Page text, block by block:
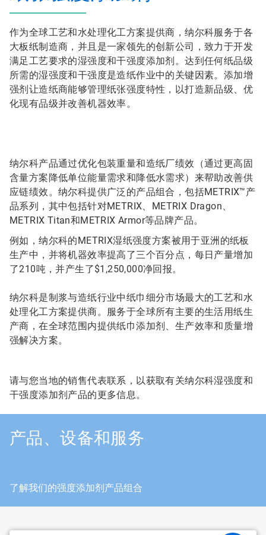
作为全球工艺和水处理化工方案提供商，纳尔科服务于各
大板纸制造商，并且是一家领先的创新公司，致力于开发
满足工艺要求的湿强度和干强度添加剂。达到任何纸品级
所需的湿强度和干强度是造纸作业中的关键因素。添加增
强剂让造纸商能够管理纸张强度特性，以打造新品级、优
化现有品级并改善机器效率。
纳尔科产品通过优化包装重量和造纸厂绩效（通过更高固
含量方案降低单位能量需求和降低水需求）来帮助改善供
应链绩效。纳尔科提供广泛的产品组合，包括METRIX™产
品系列，其中包括针对METRIX、METRIX Dragon、
METRIX Titan和METRIX Armor等品牌产品。
例如，纳尔科的METRIX湿纸强度方案被用于亚洲的纸板
生产中，并将机器效率提高了三个百分点，每日产量增加
了210吨，并产生了$1,250,000净回报。
纳尔科是制浆与造纸行业中纸巾细分市场最大的工艺和水
处理化工方案提供商。服务于全球所有主要的生活用纸生
产商，在全球范围内提供纸巾添加剂、生产效率和质量增
强解决方案。
请与您当地的销售代表联系，以获取有关纳尔科湿强度和
干强度添加剂产品的更多信息。
产品、设备和服务
了解我们的强度添加剂产品组合